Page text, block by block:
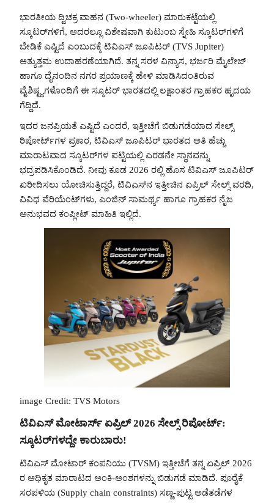
ಭಾರತೀಯ ದ್ವಿಚಕ್ರ ವಾಹನ (Two-wheeler) ಮಾರುಕಟ್ಟೆಯಲ್ಲಿ
ಸ್ಕೂಟರ್‌ಗಳಿಗೆ, ಅದರಲ್ಲೂ ವಿಶೇಷವಾಗಿ ಕುಟುಂಬ ಸ್ನೇಹಿ ಸ್ಕೂಟರ್‌ಗಳಿಗೆ
ಬೇಡಿಕೆ ಎಷ್ಟಿದೆ ಎಂಬುದಕ್ಕೆ ಟಿವಿಎಸ್ ಜೂಪಿಟರ್ (TVS Jupiter)
ಅತ್ಯುತ್ತಮ ಉದಾಹರಣೆಯಾಗಿದೆ. ತನ್ನ ಸರಳ ವಿನ್ಯಾಸ, ಭರ್ಜರಿ ಮೈಲೇಜ್
ಹಾಗೂ ದೈನಂದಿನ ನಗರ ಪ್ರಯಾಣಕ್ಕೆ ಹೇಳಿ ಮಾಡಿಸಿದಂತಿರುವ
ವೈಶಿಷ್ಟ್ಯಗಳೊಂದಿಗೆ ಈ ಸ್ಕೂಟರ್ ಭಾರತದಲ್ಲಿ ಲಕ್ಷಾಂತರ ಗ್ರಾಹಕರ ಹೃದಯ
ಗೆದ್ದಿದೆ.
ಇದರ ಜನಪ್ರಿಯತೆ ಎಷ್ಟಿದೆ ಎಂದರೆ, ಇತ್ತೀಚೆಗೆ ಬಿಡುಗಡೆಯಾದ ಸೇಲ್ಸ್
ರಿಪೋರ್ಟ್‌ಗಳ ಪ್ರಕಾರ, ಟಿವಿಎಸ್ ಜೂಪಿಟರ್ ಭಾರತದ ಅತಿ ಹೆಚ್ಚು
ಮಾರಾಟವಾದ ಸ್ಕೂಟರ್‌ಗಳ ಪಟ್ಟಿಯಲ್ಲಿ ಎರಡನೇ ಸ್ಥಾನವನ್ನು
ಭದ್ರಪಡಿಸಿಕೊಂಡಿದೆ. ನೀವು ಕೂಡ 2026 ರಲ್ಲಿ ಹೊಸ ಟಿವಿಎಸ್ ಜೂಪಿಟರ್
ಖರೀದಿಸಲು ಯೋಚಿಸುತ್ತಿದ್ದರೆ, ಟಿವಿಎಸ್‌ನ ಇತ್ತೀಚಿನ ಏಪ್ರಿಲ್ ಸೇಲ್ಸ್ ವರದಿ,
ವಿವಿಧ ವೆರಿಯೆಂಟ್‌ಗಳು, ಎಂಜಿನ್ ಸಾಮರ್ಥ್ಯ ಹಾಗೂ ಗ್ರಾಹಕರ ನೈಜ
ಅನುಭವದ ಕಂಪ್ಲೀಟ್ ಮಾಹಿತಿ ಇಲ್ಲಿದೆ.
image Credit: TVS Motors
ಟಿವಿಎಸ್ ಮೋಟಾರ್ಸ್ ಏಪ್ರಿಲ್ 2026 ಸೇಲ್ಸ್ ರಿಪೋರ್ಟ್:
ಸ್ಕೂಟರ್‌ಗಳದ್ದೇ ಕಾರುಬಾರು!
ಟಿವಿಎಸ್ ಮೋಟಾರ್ ಕಂಪನಿಯು (TVSM) ಇತ್ತೀಚೆಗೆ ತನ್ನ ಏಪ್ರಿಲ್ 2026
ರ ಅಧಿಕೃತ ಮಾರಾಟದ ಅಂಕಿ-ಅಂಶಗಳನ್ನು ಬಿಡುಗಡೆ ಮಾಡಿದೆ. ಪೂರೈಕೆ
ಸರಪಳಿಯ (Supply chain constraints) ಸಣ್ಣ-ಪುಟ್ಟ ಅಡೆತಡೆಗಳ